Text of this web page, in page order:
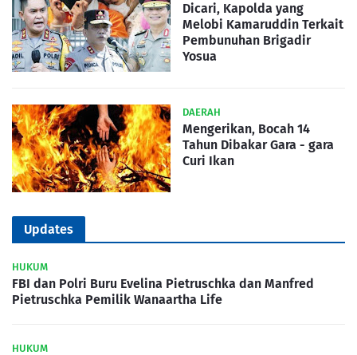
Dicari, Kapolda yang
Melobi Kamaruddin Terkait
Pembunuhan Brigadir
Yosua
DAERAH
Mengerikan, Bocah 14
Tahun Dibakar Gara - gara
Curi Ikan
Updates
HUKUM
FBI dan Polri Buru Evelina Pietruschka dan Manfred
Pietruschka Pemilik Wanaartha Life
HUKUM